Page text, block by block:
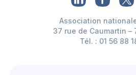
Association
37 rue de Caumartin –
Tél. : 01 56 88